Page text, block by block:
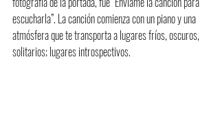
escucharla”. La canción comienza con un piano y una
atmósfera que te transporta a lugares fríos, oscuros,
solitarios; lugares introspectivos.